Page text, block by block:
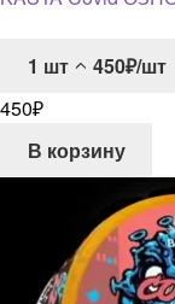
1 шт
450₽/шт
450₽
В корзину